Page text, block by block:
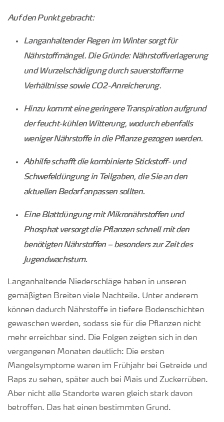
Auf den Punkt gebracht:
Langanhaltender Regen im Winter sorgt für
Nährstoffmängel. Die Gründe: Nährstoffverlagerung
und Wurzelschädigung durch sauerstoffarme
Verhältnisse sowie CO2-Anreicherung.
Hinzu kommt eine geringere Transpiration aufgrund
der feucht-kühlen Witterung, wodurch ebenfalls
weniger Nährstoffe in die Pflanze gezogen werden.
Abhilfe schafft die kombinierte Stickstoff- und
Schwefeldüngung in Teilgaben, die Sie an den
aktuellen Bedarf anpassen sollten.
Eine Blattdüngung mit Mikronährstoffen und
Phosphat versorgt die Pflanzen schnell mit den
benötigten Nährstoffen – besonders zur Zeit des
Jugendwachstum.
Langanhaltende Niederschläge haben in unseren
gemäßigten Breiten viele Nachteile. Unter anderem
können dadurch Nährstoffe in tiefere Bodenschichten
gewaschen werden, sodass sie für die Pflanzen nicht
mehr erreichbar sind. Die Folgen zeigten sich in den
vergangenen Monaten deutlich: Die ersten
Mangelsymptome waren im Frühjahr bei Getreide und
Raps zu sehen, später auch bei Mais und Zuckerrüben.
Aber nicht alle Standorte waren gleich stark davon
betroffen. Das hat einen bestimmten Grund.